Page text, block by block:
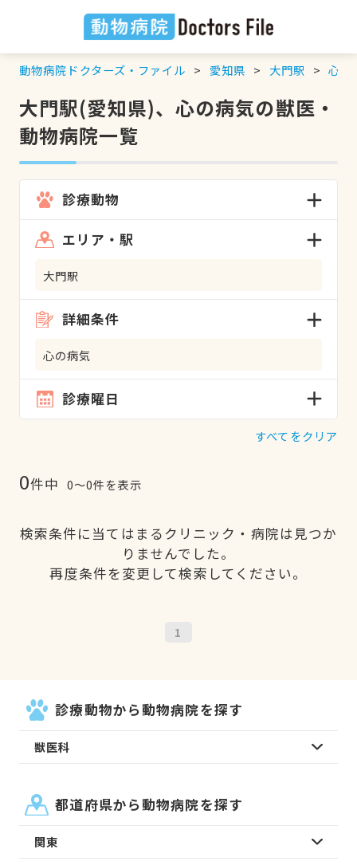
動物病院ドクターズ・ファイル 愛知県 大門駅 心の
大門駅(愛知県)、心の病気の獣医・
動物病院一覧
診療動物
エリア・駅
大門駅
詳細条件
心の病気
診療曜日
すべてをクリア
0件中 0〜0件を表示
検索条件に当てはまるクリニック・病院は見つか
りませんでした。
再度条件を変更して検索してください。
1
診療動物から動物病院を探す
獣医科
都道府県から動物病院を探す
関東